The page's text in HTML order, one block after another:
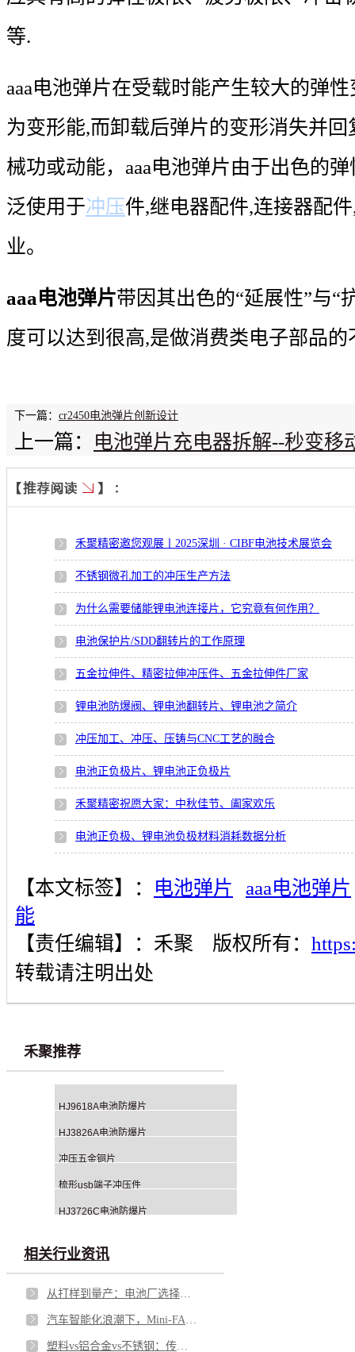
等.
aaa电池弹片在受载时能产生较大的弹
为变形能,而卸载后弹片的变形消失并
械功或动能，aaa电池弹片由于出色的
泛使用于冲压件,继电器配件,连接器配
业。
aaa电池弹片带因其出色的“延展性”与“
度可以达到很高,是做消费类电子部品的
下一篇： cr2450电池弹片创新设计
上一篇： 电池弹片充电器拆解--秒变移
禾聚精密邀您观展丨2025深圳 · CIBF电池技术展览会
不锈钢微孔加工的冲压生产方法
为什么需要储能锂电池连接片，它究竟有何作用？
电池保护片/SDD翻转片的工作原理
五金拉伸件、精密拉伸冲压件、五金拉伸件厂家
锂电池防爆阀、锂电池翻转片、锂电池之简介
冲压加工、冲压、压铸与CNC工艺的融合
电池正负极片、锂电池正负极片
禾聚精密祝愿大家：中秋佳节、阖家欢乐
电池正负极、锂电池负极材料消耗数据分析
【本文标签】： 电池弹片
aaa电池弹片
能
【责任编辑】： 禾聚 版权所有：
转载请注明出处
禾聚推荐
HJ9618A电池防爆片
HJ3826A电池防爆片
冲压五金铜片
梳形usb端子冲压件
HJ3726C电池防爆片
相关行业资讯